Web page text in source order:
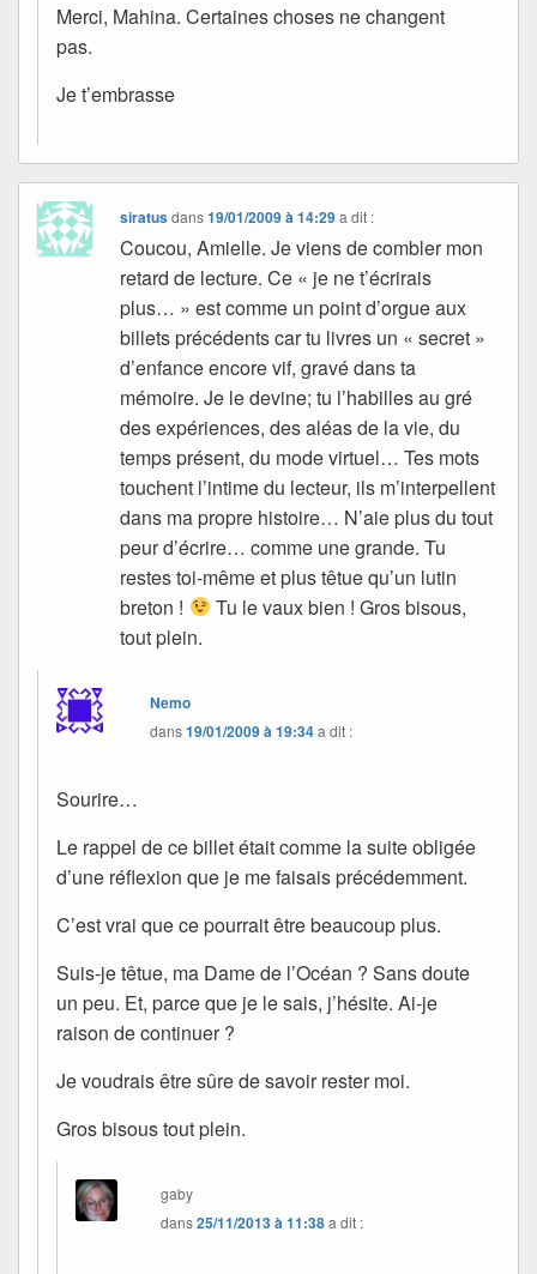
Merci, Mahina. Certaines choses ne changent
pas.
Je t’embrasse
siratusdans19/01/2009 à 14:29 a dit :
Coucou, Amielle. Je viens de combler mon
retard de lecture. Ce « je ne t’écrirais
plus… » est comme un point d’orgue aux
billets précédents car tu livres un « secret »
d’enfance encore vif, gravé dans ta
mémoire. Je le devine; tu l’habilles au gré
des expériences, des aléas de la vie, du
temps présent, du mode virtuel… Tes mots
touchent l’intime du lecteur, ils m’interpellent
dans ma propre histoire… N’aie plus du tout
peur d’écrire… comme une grande. Tu
restes toi-même et plus têtue qu’un lutin
breton !
Tu le vaux bien ! Gros bisous,
tout plein.
Nemo
dans19/01/2009 à 19:34a dit :
Sourire…
Le rappel de ce billet était comme la suite obligée
d’une réflexion que je me faisais précédemment.
C’est vrai que ce pourrait être beaucoup plus.
Suis-je têtue, ma Dame de l’Océan ? Sans doute
un peu. Et, parce que je le sais, j’hésite. Ai-je
raison de continuer ?
Je voudrais être sûre de savoir rester moi.
Gros bisous tout plein.
gaby
dans25/11/2013 à 11:38a dit :